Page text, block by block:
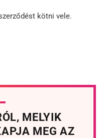
kötni vele.
MELYIK
MEG AZ